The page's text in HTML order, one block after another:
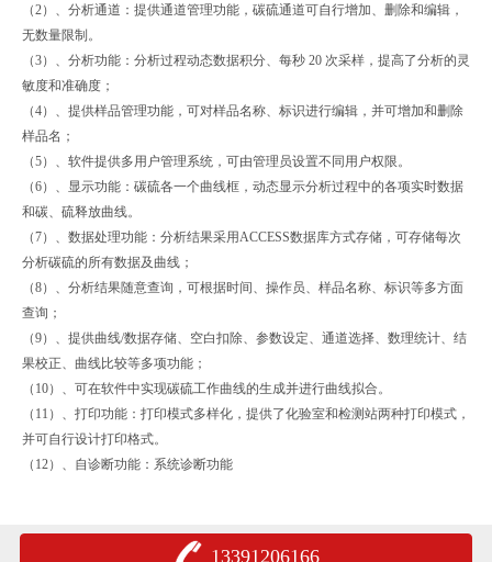
（2）、分析通道：提供通道管理功能，碳硫通道可自行增加、删除和编辑，
无数量限制。
（3）、分析功能：分析过程动态数据积分、每秒 20 次采样，提高了分析的灵
敏度和准确度；
（4）、提供样品管理功能，可对样品名称、标识进行编辑，并可增加和删除
样品名；
（5）、软件提供多用户管理系统，可由管理员设置不同用户权限。
（6）、显示功能：碳硫各一个曲线框，动态显示分析过程中的各项实时数据
和碳、硫释放曲线。
（7）、数据处理功能：分析结果采用ACCESS数据库方式存储，可存储每次
分析碳硫的所有数据及曲线；
（8）、分析结果随意查询，可根据时间、操作员、样品名称、标识等多方面
查询；
（9）、提供曲线/数据存储、空白扣除、参数设定、通道选择、数理统计、结
果校正、曲线比较等多项功能；
（10）、可在软件中实现碳硫工作曲线的生成并进行曲线拟合。
（11）、打印功能：打印模式多样化，提供了化验室和检测站两种打印模式，
并可自行设计打印格式。
（12）、自诊断功能：系统诊断功能
13391206166